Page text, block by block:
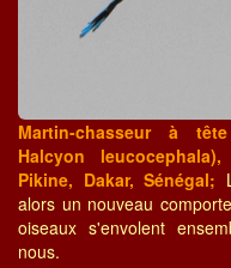
Martin-chasseur à
Halcyon
Pikine, Dakar, Sénégal;
alors un nouveau
oiseaux s'envolent
nous.